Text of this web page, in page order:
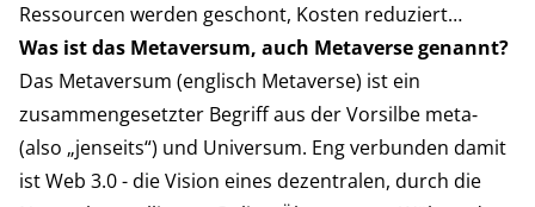
Ressourcen werden geschont, Kosten reduziert…
Was ist das Metaversum, auch Metaverse genannt?
Das Metaversum (englisch Metaverse) ist ein
zusammengesetzter Begriff aus der Vorsilbe meta‑
(also „jenseits“) und Universum. Eng verbunden damit
ist Web 3.0 - die Vision eines dezentralen, durch die